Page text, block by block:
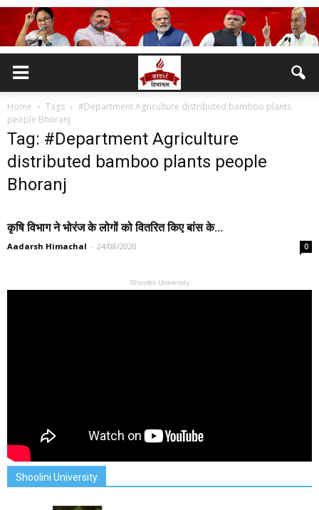
Home Tags
#Department Agriculture distributed bamboo plants
people Bhoranj
Tag: #Department Agriculture
distributed bamboo plants people
Bhoranj
कृषि विभाग ने भोरंज के लोगों को वितरित किए बांस के...
Aadarsh Himachal - 24/08/2020 0
Shoolini University
Shoolini University